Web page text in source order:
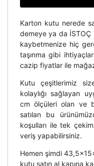
Karton kutu nerede
demeye ya da
kaybetmenize hiç
taşınma gibi
cazip fiyatlar ile
Kutu çeşitlerimiz
kolaylığı sağlayan
cm ölçüleri olan ve
satılan bu
koşulları ile tek
veriş yapabilirsiniz.
Hemen şimdi
kutu satın al kapına